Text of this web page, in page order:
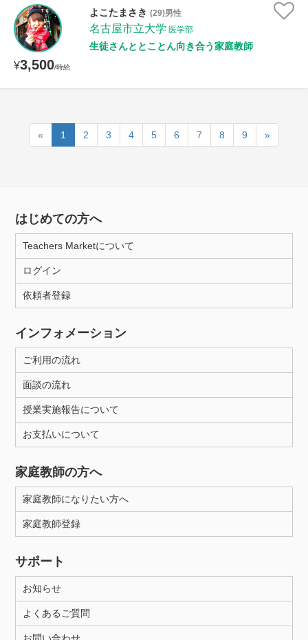
¥3,500/時給
よこたまさき (29)男性
名古屋市立大学 医学部
生徒さんととことん向き合う家庭教師
« 1 2 3 4 5 6 7 8 9 »
はじめての方へ
Teachers Marketについて
ログイン
依頼者登録
インフォメーション
ご利用の流れ
面談の流れ
授業実施報告について
お支払いについて
家庭教師の方へ
家庭教師になりたい方へ
家庭教師登録
サポート
お知らせ
よくあるご質問